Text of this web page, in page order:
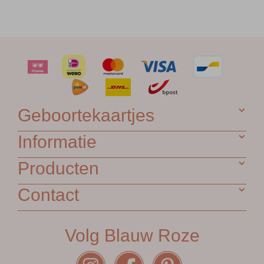
Geboortekaartjes
Informatie
Producten
Contact
Volg Blauw Roze